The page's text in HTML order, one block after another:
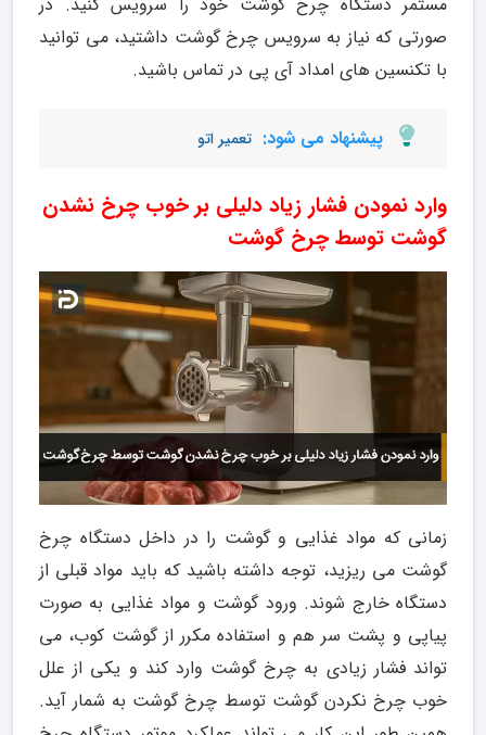
صورتی که نیاز به سرویس چرخ گوشت داشتید، می توانید
با تکنسین های امداد آی پی در تماس باشید.
پیشنهاد می شود: تعمیر اتو
وارد نمودن فشار زیاد دلیلی بر خوب چرخ نشدن
گوشت توسط چرخ گوشت
زمانی که مواد غذایی و گوشت را در داخل دستگاه چرخ
گوشت می ریزید، توجه داشته باشید که باید مواد قبلی از
دستگاه خارج شوند. ورود گوشت و مواد غذایی به صورت
پیاپی و پشت سر هم و استفاده مکرر از گوشت کوب، می
تواند فشار زیادی به چرخ گوشت وارد کند و یکی از علل
خوب چرخ نکردن گوشت توسط چرخ گوشت به شمار آید.